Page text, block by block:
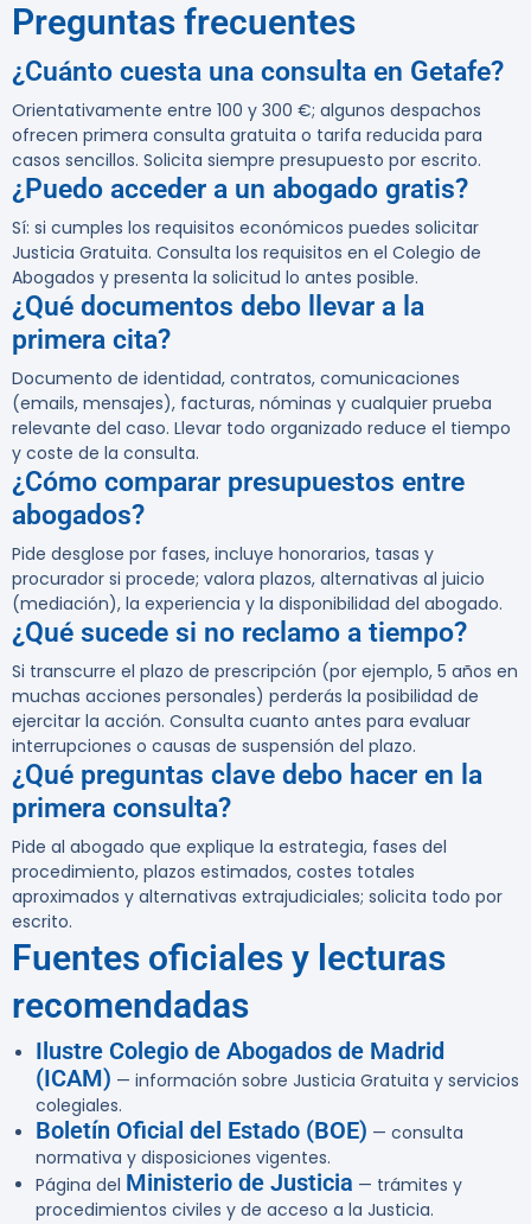
Preguntas frecuentes
¿Cuánto cuesta una consulta en Getafe?
Orientativamente entre 100 y 300 €; algunos despachos
ofrecen primera consulta gratuita o tarifa reducida para
casos sencillos. Solicita siempre presupuesto por escrito.
¿Puedo acceder a un abogado gratis?
Sí: si cumples los requisitos económicos puedes solicitar
Justicia Gratuita. Consulta los requisitos en el Colegio de
Abogados y presenta la solicitud lo antes posible.
¿Qué documentos debo llevar a la
primera cita?
Documento de identidad, contratos, comunicaciones
(emails, mensajes), facturas, nóminas y cualquier prueba
relevante del caso. Llevar todo organizado reduce el tiempo
y coste de la consulta.
¿Cómo comparar presupuestos entre
abogados?
Pide desglose por fases, incluye honorarios, tasas y
procurador si procede; valora plazos, alternativas al juicio
(mediación), la experiencia y la disponibilidad del abogado.
¿Qué sucede si no reclamo a tiempo?
Si transcurre el plazo de prescripción (por ejemplo, 5 años en
muchas acciones personales) perderás la posibilidad de
ejercitar la acción. Consulta cuanto antes para evaluar
interrupciones o causas de suspensión del plazo.
¿Qué preguntas clave debo hacer en la
primera consulta?
Pide al abogado que explique la estrategia, fases del
procedimiento, plazos estimados, costes totales
aproximados y alternativas extrajudiciales; solicita todo por
escrito.
Fuentes oficiales y lecturas
recomendadas
Ilustre Colegio de Abogados de Madrid
(ICAM) — información sobre Justicia Gratuita y servicios
colegiales.
Boletín Oficial del Estado (BOE) — consulta
normativa y disposiciones vigentes.
Página del Ministerio de Justicia — trámites y
procedimientos civiles y de acceso a la Justicia.